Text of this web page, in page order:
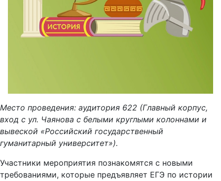
Место проведения: аудитория 622 (Главный корпус,
вход с ул. Чаянова с белыми круглыми колоннами и
вывеской «Российский государственный
гуманитарный университет»).
Участники мероприятия познакомятся с новыми
требованиями, которые предъявляет ЕГЭ по истории